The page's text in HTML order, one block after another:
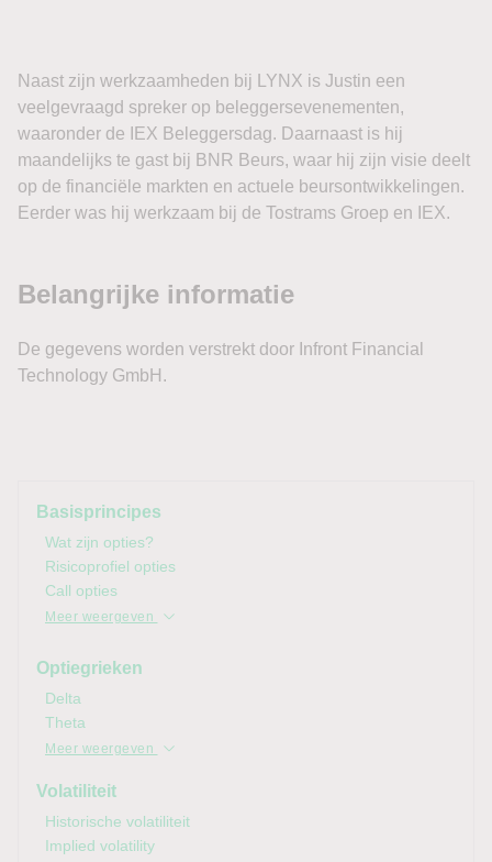
Naast zijn werkzaamheden bij LYNX is Justin een
veelgevraagd spreker op beleggersevenementen,
waaronder de IEX Beleggersdag. Daarnaast is hij
maandelijks te gast bij BNR Beurs, waar hij zijn visie deelt
op de financiële markten en actuele beursontwikkelingen.
Eerder was hij werkzaam bij de Tostrams Groep en IEX.
Basisprincipes
Wat zijn opties?
Risicoprofiel opties
Call opties
Meer weergeven
Optiegrieken
Delta
Theta
Meer weergeven
Volatiliteit
Historische volatiliteit
Implied volatility